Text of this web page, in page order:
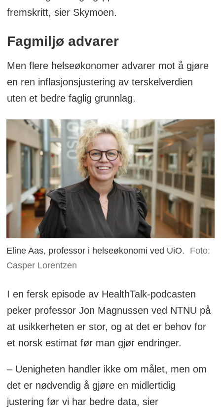
fremskritt, sier Skymoen.
Fagmiljø advarer
Men flere helseøkonomer advarer mot å gjøre
en ren inflasjonsjustering av terskelverdien
uten et bedre faglig grunnlag.
Eline Aas, professor i helseøkonomi ved UiO.
Foto:
Casper Lorentzen
I en fersk episode av HealthTalk-podcasten
peker professor Jon Magnussen ved NTNU på
at usikkerheten er stor, og at det er behov for
et norsk estimat før man gjør endringer.
– Uenigheten handler ikke om målet, men om
det er nødvendig å gjøre en midlertidig
justering før vi har bedre data, sier